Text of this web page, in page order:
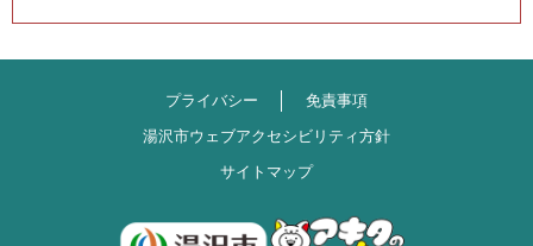
プライバシー
免責事項
湯沢市ウェブアクセシビリティ方針
サイトマップ